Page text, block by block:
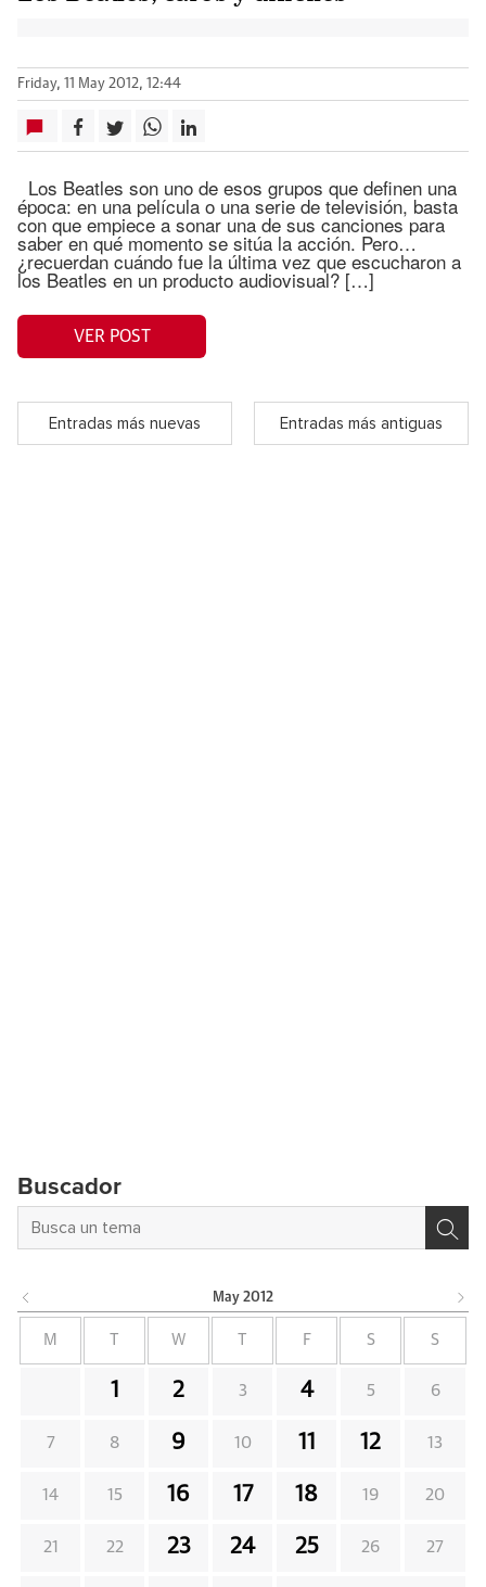
Friday, 11 May 2012, 12:44
Los Beatles son uno de esos grupos que definen una
época: en una película o una serie de televisión, basta
con que empiece a sonar una de sus canciones para
saber en qué momento se sitúa la acción. Pero…
¿recuerdan cuándo fue la última vez que escucharon a
los Beatles en un producto audiovisual? […]
VER POST
Entradas más nuevas Entradas más antiguas
Buscador
May 2012
M W F S S
1 2 3 4 5 6
7 8 9 10 11 12 13
14 15 16 17 18 19 20
21 22 23 24 25 26 27